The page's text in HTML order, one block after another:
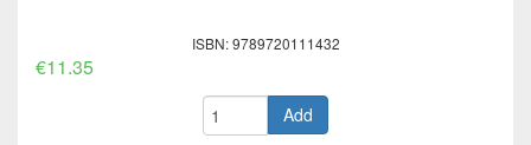
ISBN: 9789720111432
€11.35
Add